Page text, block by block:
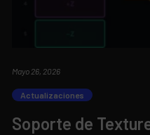
Mayo 26, 2026
Actualizaciones
Soporte de